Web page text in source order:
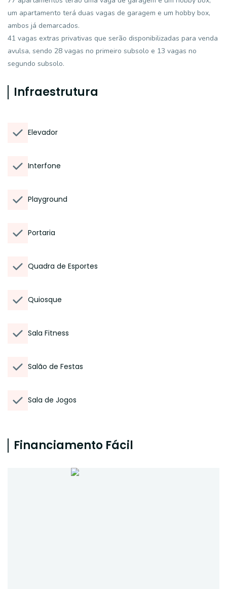
um apartamento terá duas vagas de garagem e um hobby box,
ambos já demarcados.
41 vagas extras privativas que serão disponibilizadas para venda
avulsa, sendo 28 vagas no primeiro subsolo e 13 vagas no
segundo subsolo.
Infraestrutura
Elevador
Interfone
Playground
Portaria
Quadra de Esportes
Quiosque
Sala Fitness
Salão de Festas
Sala de Jogos
Financiamento Fácil